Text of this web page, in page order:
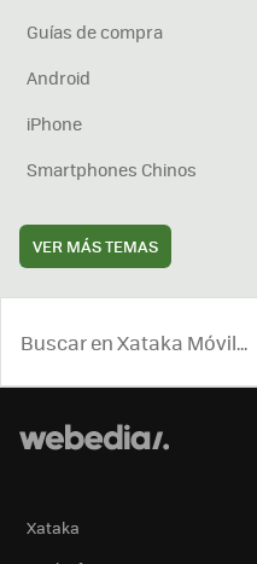
Guías de compra
Android
iPhone
Smartphones Chinos
VER MÁS TEMAS
Xataka